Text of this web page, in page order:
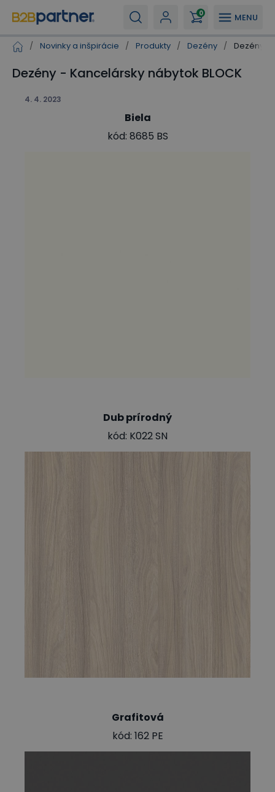
MENU
0
/ Novinky a inšpirácie / Produkty / Dezény / Dezény -
Dezény - Kancelársky nábytok BLOCK
4. 4. 2023
Biela
kód: 8685 BS
Dub prírodný
kód: K022 SN
Grafitová
kód: 162 PE